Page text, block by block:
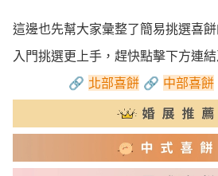
這邊也先幫大家彙整了簡易挑選喜餅
入門挑選更上手，趕快點擊下方連
🔗 北部喜餅 🔗 中部喜餅